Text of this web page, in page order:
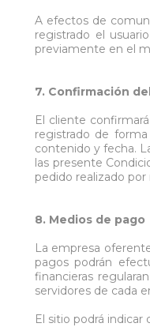
A efectos de
registrado el
previamente en el
7. Confirmación
El cliente
registrado de
contenido y fecha.
las presente
pedido realizado
8. Medios de pago
La empresa
pagos podrán
financieras
servidores de cada
El sitio podrá